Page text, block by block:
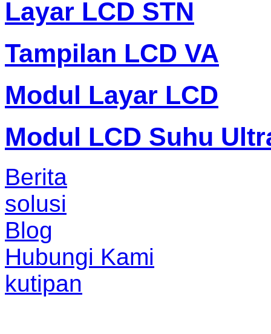
Layar LCD STN
Tampilan LCD VA
Modul Layar LCD
Modul LCD Suhu
Berita
solusi
Blog
Hubungi Kami
kutipan